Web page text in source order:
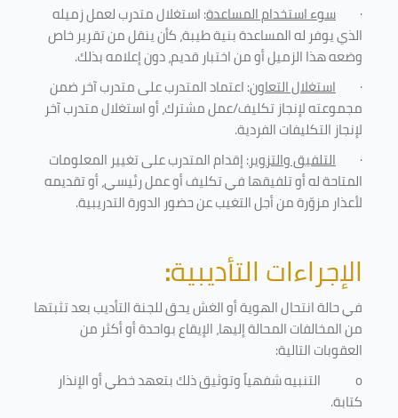
· سوء استخدام المساعدة: استغلال متدرب لعمل زميله
الذي يوفر له المساعدة بنية طيبة، كأن ينقل من تقرير خاص
وضعه هذا الزميل أو من اختبار قديم، دون إعلامه بذلك.
· استغلال التعاون: اعتماد المتدرب على متدرب آخر ضمن
مجموعته لإنجاز تكليف/عمل مشترك، أو استغلال متدرب آخر
لإنجاز التكليفات الفردية.
· التلفيق والتزوير: إقدام المتدرب على تغيير المعلومات
المتاحة له أو تلفيقها في تكليف أو عمل رئيسي، أو تقديمه
لأعذار مزوّرة من أجل التغيب عن حضور الدورة التدريبية.
الإجراءات التأديبية:
في حالة انتحال الهوية أو الغش يحق للجنة التأديب بعد تثبتها
من المخالفات المحالة إليها، الإيقاع بواحدة أو أكثر من
العقوبات التالية:
o
التنبيه شفهياً وتوثيق ذلك بتعهد خطي أو الإنذار
كتابة.